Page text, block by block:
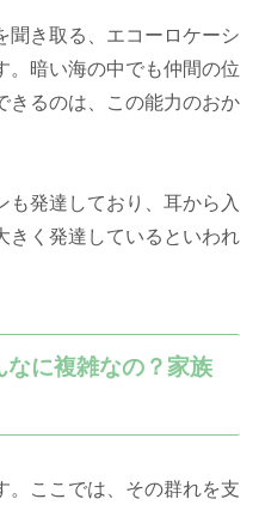
聞き取る、エコーロケーシ
。暗い海の中でも仲間の位
きるのは、この能力のおか
も発達しており、耳から入
きく発達しているといわれ
なに複雑なの？家族
。ここでは、その群れを支